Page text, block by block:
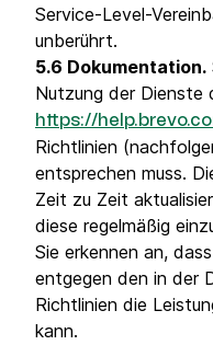
Service-Level-
unberührt.
5.6 Dokumentation.
Nutzung der Dienste
https://
Richtlinien
entsprechen muss.
Zeit zu Zeit
diese regelmäßig
Sie erkennen an,
entgegen den in der
Richtlinien die
kann.